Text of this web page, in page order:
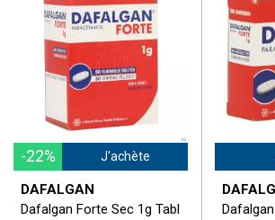
-22% J'achète
DAFALGAN
Dafalgan Forte Sec 1g Tabl